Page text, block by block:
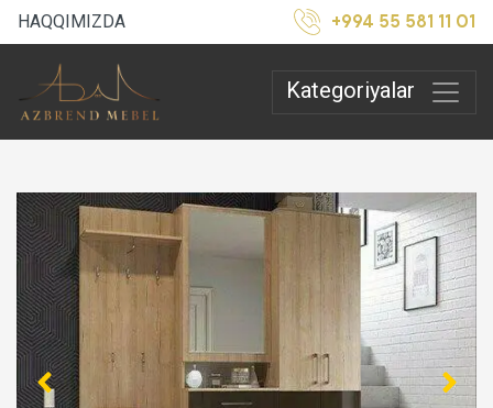
HAQQIMIZDA +994 55 581 11 01
Kategoriyalar